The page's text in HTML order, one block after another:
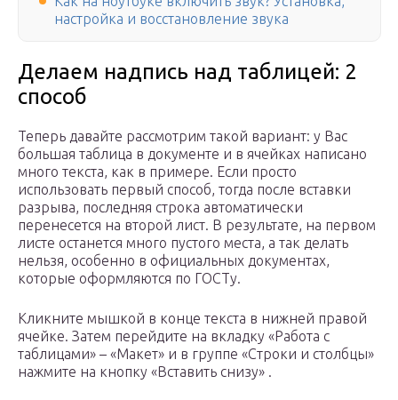
настройка и восстановление звука
Делаем надпись над таблицей: 2
способ
Теперь давайте рассмотрим такой вариант: у Вас
большая таблица в документе и в ячейках написано
много текста, как в примере. Если просто
использовать первый способ, тогда после вставки
разрыва, последняя строка автоматически
перенесется на второй лист. В результате, на первом
листе останется много пустого места, а так делать
нельзя, особенно в официальных документах,
которые оформляются по ГОСТу.
Кликните мышкой в конце текста в нижней правой
ячейке. Затем перейдите на вкладку «Работа с
таблицами» – «Макет» и в группе «Строки и столбцы»
нажмите на кнопку «Вставить снизу» .